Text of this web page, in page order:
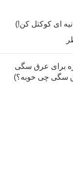
برای عرق سگی
سگی چی خوبه؟)